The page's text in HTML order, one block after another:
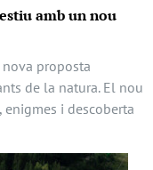
amb un nou
proposta
de la natura. El nou
i descoberta